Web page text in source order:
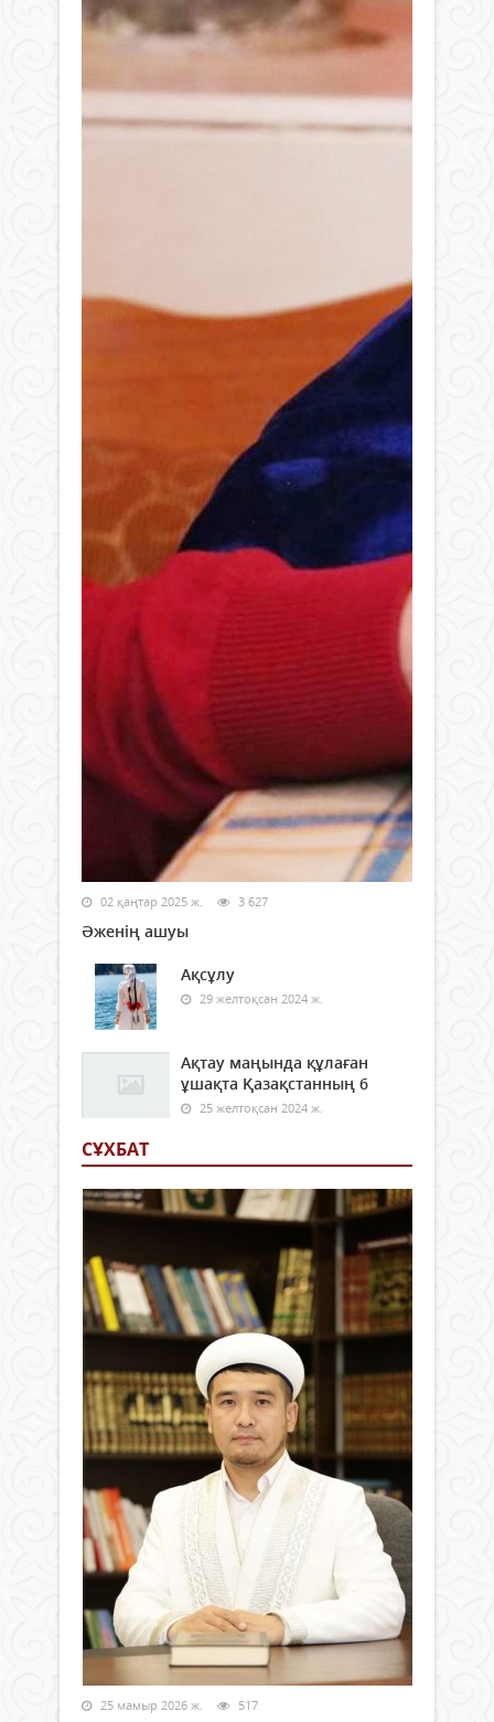
02 қаңтар 2025 ж. 3 627
Әженің ашуы
Ақсұлу
29 желтоқсан 2024 ж.
Ақтау маңында құлаған
ұшақта Қазақстанның 6
25 желтоқсан 2024 ж.
СҰХБАТ
25 мамыр 2026 ж. 517